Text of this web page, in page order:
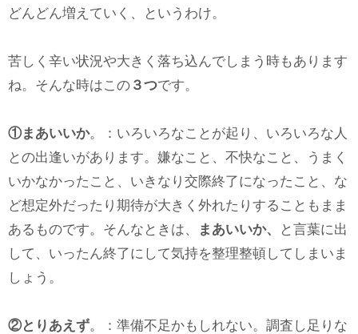
どんどん増えていく、というわけ。
苦しく辛い状況や大きく落ち込んでしまう時もあります
ね。そんな時はこの ３つです。
①まあいいか。：いろいろなことが起り、いろいろな人
との出逢いがあります。嫌なこと、不快なこと、うまく
いかなかったこと、いきなり交際終了になったこと、な
ど想定外だったり期待が大きく外れたりすることもまま
あるものです。そんなときは、
まあいいか、
と言葉に出
して、いったん終了にして気持を整理整頓してしまいま
しょう。
②とりあえず。：準備不足かもしれない。調査し足りな